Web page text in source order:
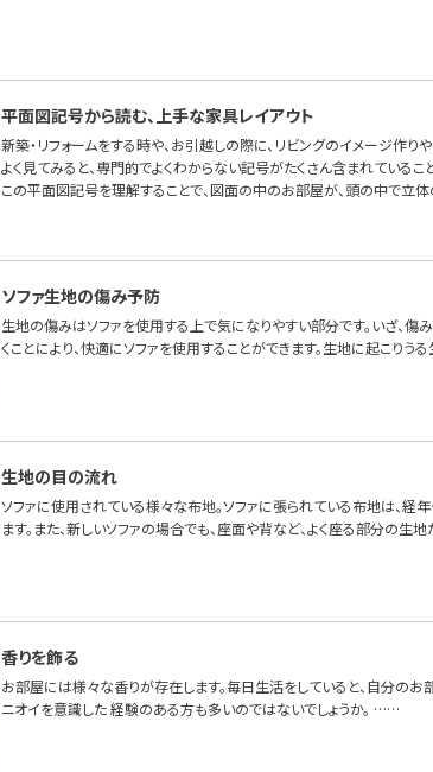
平面図記号から読む、上手な家具レイアウト
新築・リフォームをする時や、お引越しの際に、リビングのイメージ作
よく見てみると、専門的でよくわからない記号がたくさん含まれているこ
この平面図記号を理解することで、図面の中のお部屋が、頭の中で立
ソファ生地の傷み予防
生地の傷みはソファを使用する上で気になりやすい部分です。いざ、
くことにより、快適にソファを使用することができます。生地に起こり
生地の目の流れ
ソファに使用されている様々な布地。ソファに張られている布地は、
ます。また、新しいソファの場合でも、座面や背など、よく座る部分の
香りを飾る
お部屋には様々な香りが存在します。毎日生活をしていると、自分の
ニオイを意識した 経験のある方も多いのではないでしょうか。 ……